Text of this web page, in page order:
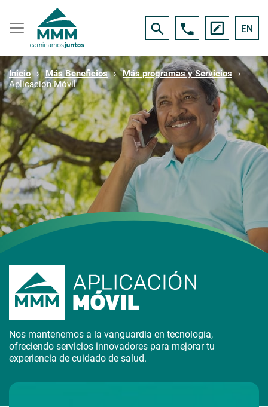
EN
Inicio Más Beneficios
Más programas y Servicios
Aplicación Móvil
Nos mantenemos a la vanguardia en tecnología,
ofreciendo servicios innovadores para mejorar tu
experiencia de cuidado de salud.